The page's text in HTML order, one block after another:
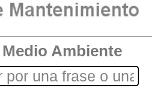
Ambiente